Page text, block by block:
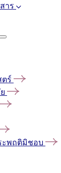
าร
ร์
ะพฤติมิชอบ